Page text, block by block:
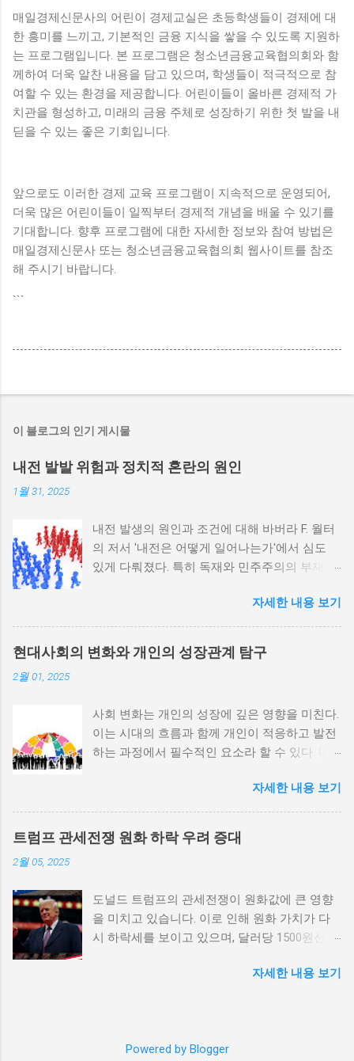
매일경제신문사의 어린이 경제교실은 초등학생들이 경제에 대
한 흥미를 느끼고, 기본적인 금융 지식을 쌓을 수 있도록 지원하
는 프로그램입니다. 본 프로그램은 청소년금융교육협의회와 함
께하여 더욱 알찬 내용을 담고 있으며, 학생들이 적극적으로 참
여할 수 있는 환경을 제공합니다. 어린이들이 올바른 경제적 가
치관을 형성하고, 미래의 금융 주체로 성장하기 위한 첫 발을 내
딛을 수 있는 좋은 기회입니다.
앞으로도 이러한 경제 교육 프로그램이 지속적으로 운영되어,
더욱 많은 어린이들이 일찍부터 경제적 개념을 배울 수 있기를
기대합니다. 향후 프로그램에 대한 자세한 정보와 참여 방법은
매일경제신문사 또는 청소년금융교육협의회 웹사이트를 참조
해 주시기 바랍니다.
```
이 블로그의 인기 게시물
내전 발발 위험과 정치적 혼란의 원인
1월 31, 2025
내전 발생의 원인과 조건에 대해 바버라 F. 월터
의 저서 '내전은 어떻게 일어나는가'에서 심도
있게 다뤄졌다. 특히 독재와 민주주의의 부재가
정치적 파벌화와 경제·군사 체제의 불안정성이
내전의 촉매제가 된다는 사실은 우리에게 중요
한 교훈을 준다. 정치적 불안정성과 내전 발발
위험 정치적 불안정성은 내전 발발의 핵심 요인
적 갈등이 심화되고, 이로 인해 내전의 위험이
증가한다. 이와 같은 경우, 국민들은 정부에 대
한 불만을 느끼고, 체제 전복을 위해 무장 세력
역사적으로도 정치적 불안정성이 높은 국가에
서는 종종 내전이 발발했던 예가 많다. 이러한
비극적인 상황을 방지하기 위해서는 먼저 정치
한 원인 중 하나는 경제적 불균형이다. 경제가
일부 계층에 의해 독점되고, 대다수의 국민이 경
제적 불안정과 빈곤 속에서 고통받게 되면, 사회
적 불만이 쌓이기 마련이다. 이와 같은 경제적
하며, 사회적 불안이 증대할 경우 시민들은 무장
자세한 내용 보기
현대사회의 변화와 개인의 성장관계 탐구
2월 01, 2025
사회 변화는 개인의 성장에 깊은 영향을 미친다.
이는 시대의 흐름과 함께 개인이 적응하고 발전
하는 과정에서 필수적인 요소라 할 수 있다. 따
탐구하는 것이 필요하다. 사회 변화의 의미와 구
조 사회 변화란 특정 사회의 구조, 문화, 가치관
등이 시간이 지남에 따라 변화하는 과정을 의미
한다. 이러한 변화는 다양한 요인에 의해 발생할
이루어진다. 예를 들어, 산업 혁명은 사람들이
일하는 방식과 생활 방식을 완전히 변화시켰다.
이에 따라 개인의 역할과 목표 또한 변화할 수밖
로운 기회를 창출한다. 예를 들어, 정보통신기술
다. 이러한 변화는 개인이 자신의 전문성을 더욱
자세한 내용 보기
트럼프 관세전쟁 원화 하락 우려 증대
2월 05, 2025
도널드 트럼프의 관세전쟁이 원화값에 큰 영향
을 미치고 있습니다. 이로 인해 원화 가치가 다
시 하락세를 보이고 있으며, 달러당 1500원선이
이러한 경제적 변화가 앞으로 어떻게 전개될지
는 미국의 제조업을 보호하기 위해 중국과 다른
자세한 내용 보기
Powered by Blogger